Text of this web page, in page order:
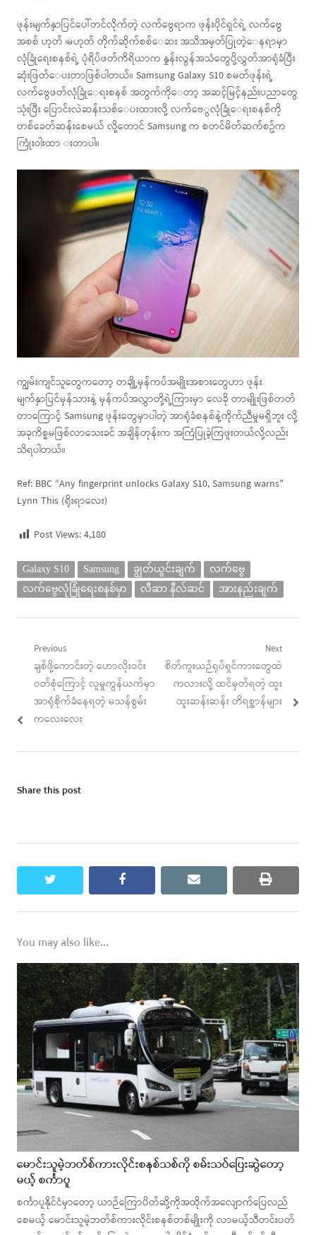
ဖုန်းမျက်နှာပြင်ပေါ်တင်လိုက်တဲ့ လက်ဗွေရာက ဖုန်းပိုင်ရှင်ရဲ့ လက်ဗွေ
အစစ် ဟုတ် ၊မဟုတ် တိုက်ဆိုက်စစ်‌ေဆး အသိအမှတ်ပြု‌တဲ့‌ေနရာမှာ
လုံခြုံရေးစနစ်ရဲ့ ပုံရိပ်ဖတ်ကိရိယာက နှုန်းလွန်အသံတွေပို့လွှတ်အာရုံခံပြီး
ဆုံးဖြတ်‌ေပးတာဖြစ်ပါတယ်။ Samsung Galaxy S10 စမတ်ဖုန်းရဲ့
လက်ဗွေဖတ်လုံခြုံ‌ေရးစနစ် အတွက်ကို‌ေတာ့ အဆင့်မြင့်နည်းပညာတွေ
သုံးပြီး ပြောင်းလဲဆန်းသစ်‌ေပးထားလို့ လက်ဗေွလုံခြုံ‌ေရးစနစ်ကို
တစ်ခေတ်ဆန်းစေမယ် လို့တောင် Samsung က စတင်မိတ်ဆက်စဥ်က
ကြုံးဝါးထာ းတာပါ။
ကျွမ်းကျင်သူတွေကတော့ တချို့မှန်ကပ်အမျိုးအစားတွေဟာ ဖုန်း
မျက်နှာပြင်မှန်သားနဲ့ မှန်ကပ်အလွှာတို့ရဲ့ကြားမှာ လေခို‌ တာမျိုးဖြစ်တတ်
တာကြောင့် Samsung ဖုန်းတွေမှာပါတဲ့ အာရုံခံစနစ်နဲ့ကိုက်ညီမှုမရှိ‌ဘူး လို့
အခုကိစ္စမဖြစ်လာသေးခင် အချိန်တုန်းက အကြံပြုခဲ့ကြဖူး‌တယ်လို့လည်း
သိရပါတယ်။
Ref: BBC “Any fingerprint unlocks Galaxy S10, Samsung warns”
Lynn This (ရိုးရာလေး)
Post Views:4,180
Galaxy S10 Samsung ချွတ်ယွင်းချက်
လက်ဗွေ
လက်ဗွေလုံခြုံရေးစနစ်မှာ
လီဆာ နီလ်ဆင် အားနည်းချက်
Post
navigation
Previous
Previous
post:
ချစ်ဖို့ကောင်းတဲ့ ဟောလိုးဝင်း
ဝတ်စုံကြောင့် လူမှုကွန်ယက်မှာ
အာရုံစိုက်ခံနေရတဲ့ မသန်စွမ်း
ကလေးလေး
Next
Next
post:
စိတ်ကူးယဉ်ရုပ်ရှင်ကားတွေထဲ
ကလားလို့ ထင်မှတ်ရတဲ့ ထူး
ထူးဆန်းဆန်း တိရစ္ဆာန်များ
Share this post
twitter facebook email print
You may also like...
မောင်းသူမဲ့ဘတ်စ်ကားလိုင်းစနစ်သစ်ကို စမ်းသပ်ပြေးဆွဲတော့
မယ့် စင်္ကာပူ
စင်္ကာပူနိုင်ငံမှာတော့ ယာဉ်ကြောပိတ်ဆို့ကိုအထိုက်အလျောက်ပြေလည်
စေမယ့် မောင်းသူမဲ့ဘတ်စ်ကားလိုင်းစနစ်တစ်မျိုးကို လာမယ့်သီတင်းပတ်